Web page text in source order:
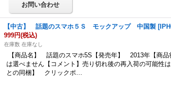
【中古】 話題のスマホ５Ｓ モックアップ 中国製 [
999円(税込)
在庫数 在庫なし
【商品名】 話題のスマホ5S【発売年】 2013年【商
は選べません【コメント】売り切れ後の再入荷の可能性
との同梱】 クリックポ…